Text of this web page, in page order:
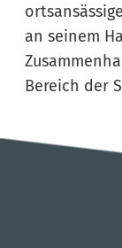
an seinem
Bereich der